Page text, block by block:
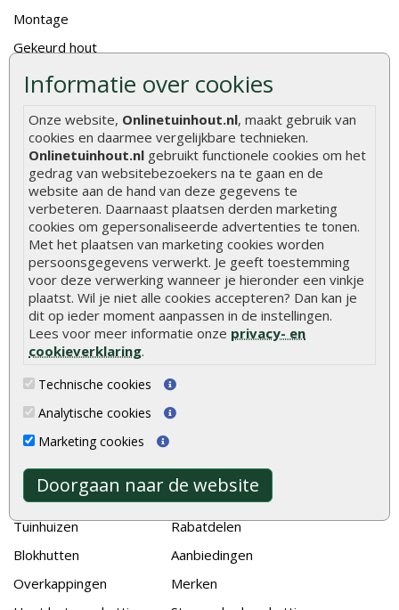
Informatie over cookies
Onze website, Onlinetuinhout.nl, maakt gebruik van
cookies en daarmee vergelijkbare technieken.
Onlinetuinhout.nl gebruikt functionele cookies om het
gedrag van websitebezoekers na te gaan en de
website aan de hand van deze gegevens te
verbeteren. Daarnaast plaatsen derden marketing
cookies om gepersonaliseerde advertenties te tonen.
Met het plaatsen van marketing cookies worden
persoonsgegevens verwerkt. Je geeft toestemming
voor deze verwerking wanneer je hieronder een vinkje
plaatst. Wil je niet alle cookies accepteren? Dan kan je
dit op ieder moment aanpassen in de instellingen.
Lees voor meer informatie onze privacy- en
cookieverklaring.
Technische cookies
Analytische cookies
Marketing cookies
Doorgaan naar de website
Montage
Gekeurd hout
De fundering van een vlonder leggen
Hoe zelf een vlonder leggen
Hoe betonpaal plaatsen
Hoe schutting plaatsen
De 9 beste tuinschermen van Onlinetuinhout.nl
Stijlvolle houtsoorten voor in de tuin
Duurzame tuin
Welke palen voor een schapenhek
Alle populaire categorieën
Tuinhout
Schutting
Vlonderplanken
Tuinpalen
Tuinhekken
Tuinhuizen
Blokhutten
Overkappingen
Tuindeuren
Tuinschermen
Steigerplanken
Douglas hout
Rabatdelen
Aanbiedingen
Merken